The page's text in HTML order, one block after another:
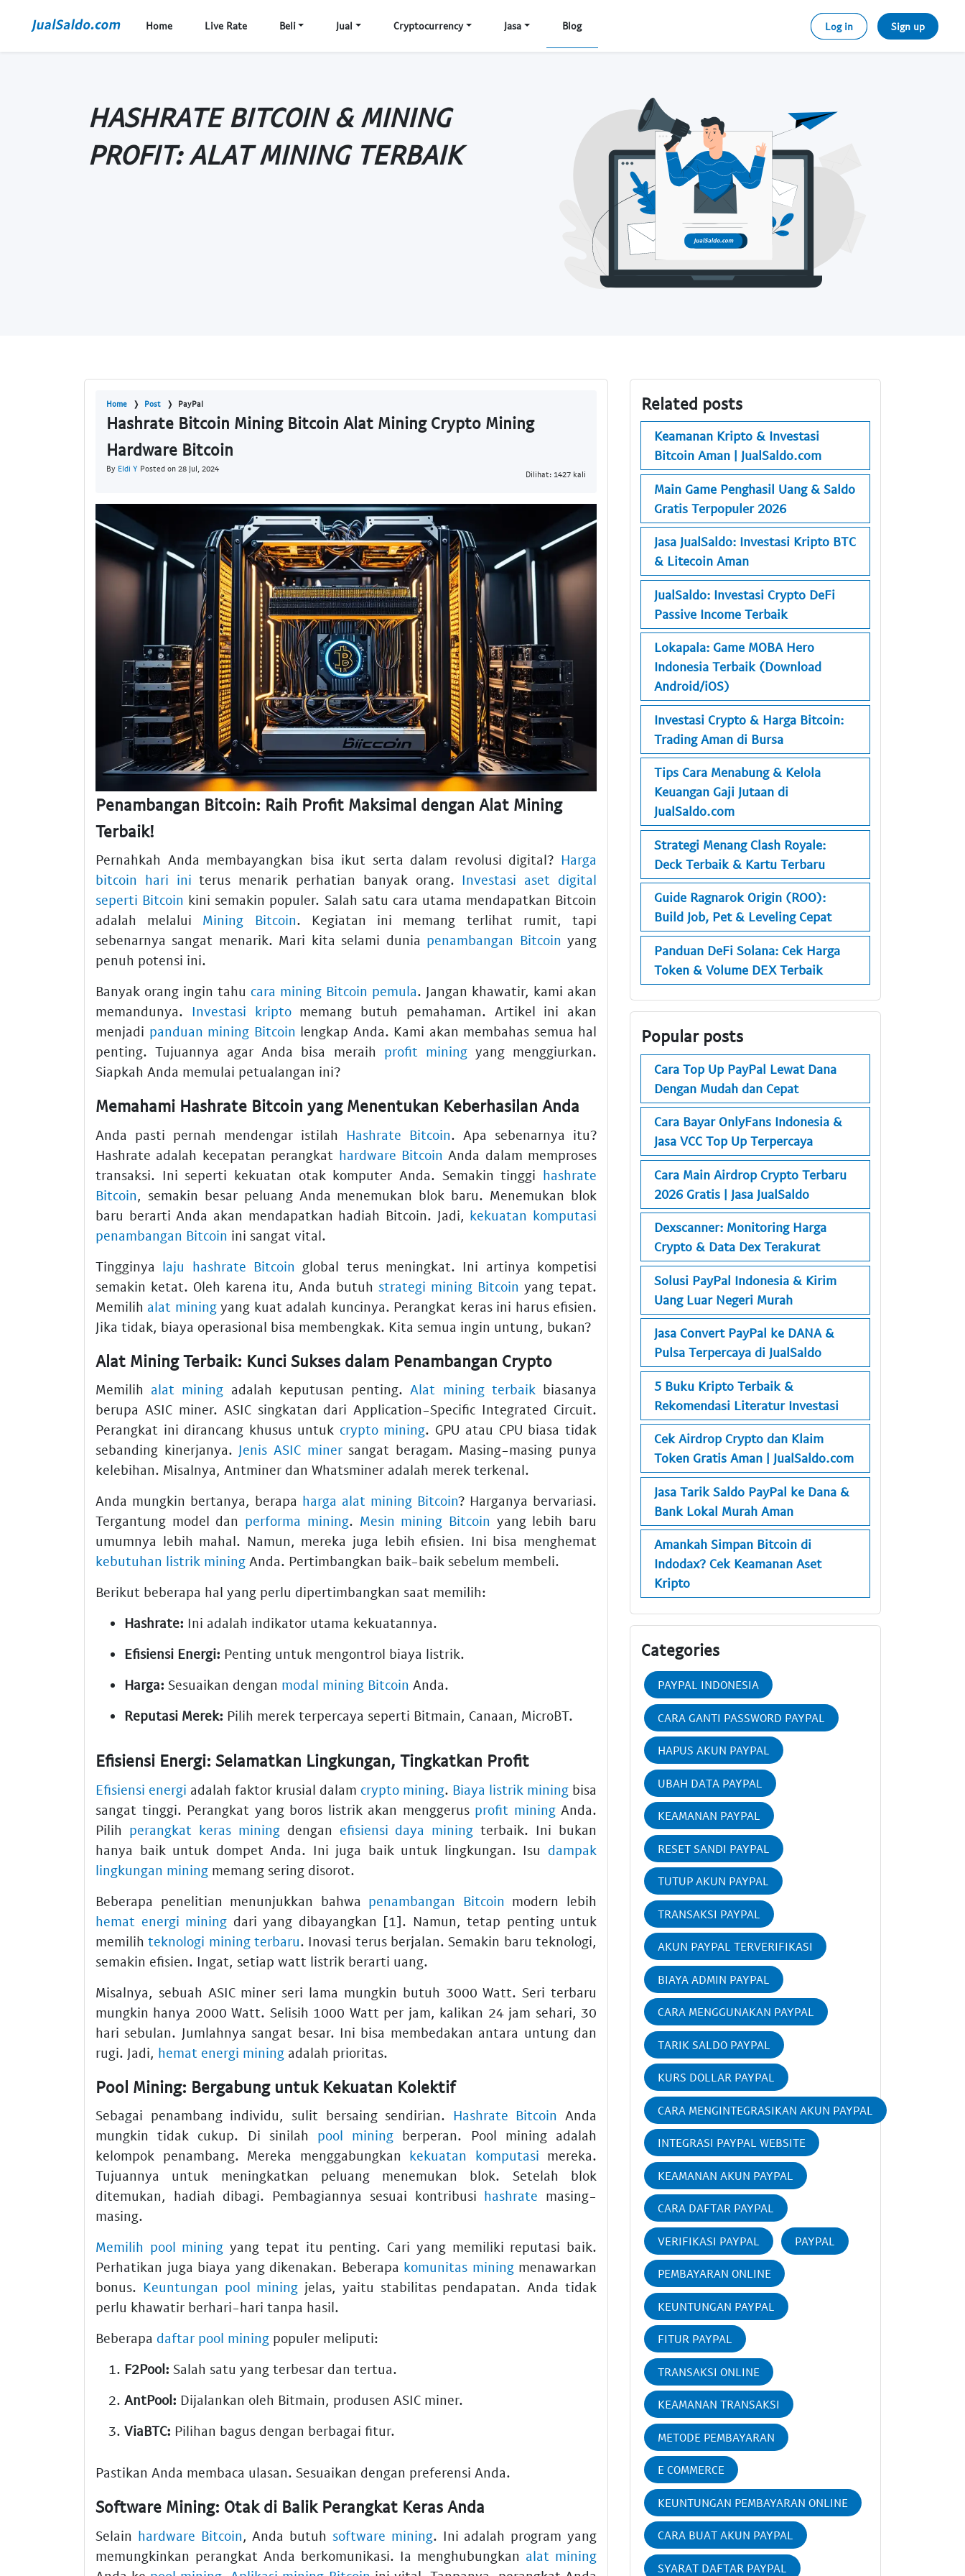
Home Live Rate Beli Jual Cryptocurrency Jasa Blog Log in Sign up
HASHRATE BITCOIN & MINING
PROFIT: ALAT MINING TERBAIK
Home Post PayPal
Hashrate Bitcoin Mining Bitcoin Alat Mining Crypto Mining
Hardware Bitcoin
By Eldi Y Posted on 28 Jul, 2024
Dilihat: 1427 kali
Penambangan Bitcoin: Raih Profit Maksimal dengan Alat Mining
Terbaik!
Pernahkah Anda membayangkan bisa ikut serta dalam revolusi digital? Harga
bitcoin hari ini terus menarik perhatian banyak orang. Investasi aset digital
seperti Bitcoin kini semakin populer. Salah satu cara utama mendapatkan Bitcoin
adalah melalui Mining Bitcoin. Kegiatan ini memang terlihat rumit, tapi
sebenarnya sangat menarik. Mari kita selami dunia penambangan Bitcoin yang
penuh potensi ini.
Banyak orang ingin tahu cara mining Bitcoin pemula. Jangan khawatir, kami akan
memandunya. Investasi kriptomemang butuh pemahaman. Artikel ini akan
menjadi panduan mining Bitcoin lengkap Anda. Kami akan membahas semua hal
penting. Tujuannya agar Anda bisa meraih profit miningyang menggiurkan.
Siapkah Anda memulai petualangan ini?
Memahami Hashrate Bitcoin yang Menentukan Keberhasilan Anda
Anda pasti pernah mendengar istilah Hashrate Bitcoin. Apa sebenarnya itu?
Hashrate adalah kecepatan perangkat hardware Bitcoin Anda dalam memproses
transaksi. Ini seperti kekuatan otak komputer Anda. Semakin tinggi hashrate
Bitcoin, semakin besar peluang Anda menemukan blok baru. Menemukan blok
baru berarti Anda akan mendapatkan hadiah Bitcoin. Jadi, kekuatan komputasi
penambangan Bitcoin ini sangat vital.
Tingginya laju hashrate Bitcoin global terus meningkat. Ini artinya kompetisi
semakin ketat. Oleh karena itu, Anda butuh strategi mining Bitcoin yang tepat.
Memilih alat miningyang kuat adalah kuncinya. Perangkat keras ini harus efisien.
Jika tidak, biaya operasional bisa membengkak. Kita semua ingin untung, bukan?
Alat Mining Terbaik: Kunci Sukses dalam Penambangan Crypto
Memilih alat mining adalah keputusan penting. Alat mining terbaikbiasanya
berupa ASIC miner. ASIC singkatan dari Application-Specific Integrated Circuit.
Perangkat ini dirancang khusus untuk crypto mining. GPU atau CPU biasa tidak
sebanding kinerjanya. Jenis ASIC minersangat beragam. Masing-masing punya
kelebihan. Misalnya, Antminer dan Whatsminer adalah merek terkenal.
Anda mungkin bertanya, berapa harga alat mining Bitcoin? Harganya bervariasi.
Tergantung model dan performa mining. Mesin mining Bitcoin yang lebih baru
umumnya lebih mahal. Namun, mereka juga lebih efisien. Ini bisa menghemat
kebutuhan listrik mining Anda. Pertimbangkan baik-baik sebelum membeli.
Berikut beberapa hal yang perlu dipertimbangkan saat memilih:
Hashrate: Ini adalah indikator utama kekuatannya.
Efisiensi Energi: Penting untuk mengontrol biaya listrik.
Harga: Sesuaikan dengan modal mining Bitcoin Anda.
Reputasi Merek: Pilih merek terpercaya seperti Bitmain, Canaan, MicroBT.
Efisiensi Energi: Selamatkan Lingkungan, Tingkatkan Profit
Efisiensi energi adalah faktor krusial dalam crypto mining. Biaya listrik mining bisa
sangat tinggi. Perangkat yang boros listrik akan menggerus profit miningAnda.
Pilih perangkat keras miningdengan efisiensi daya mining terbaik. Ini bukan
hanya baik untuk dompet Anda. Ini juga baik untuk lingkungan. Isu dampak
lingkungan mining memang sering disorot.
Beberapa penelitian menunjukkan bahwa penambangan Bitcoin modern lebih
hemat energi mining dari yang dibayangkan [1]. Namun, tetap penting untuk
memilihteknologi mining terbaru. Inovasi terus berjalan. Semakin baru teknologi,
semakin efisien. Ingat, setiap watt listrik berarti uang.
Misalnya, sebuah ASIC miner seri lama mungkin butuh 3000 Watt. Seri terbaru
mungkin hanya 2000 Watt. Selisih 1000 Watt per jam, kalikan 24 jam sehari, 30
hari sebulan. Jumlahnya sangat besar. Ini bisa membedakan antara untung dan
rugi. Jadi, hemat energi mining adalah prioritas.
Pool Mining: Bergabung untuk Kekuatan Kolektif
Sebagai penambang individu, sulit bersaing sendirian. Hashrate Bitcoin
Anda
mungkin tidak cukup. Di sinilah pool mining berperan. Pool mining adalah
kelompok penambang. Mereka menggabungkan kekuatan komputasi mereka.
Tujuannya untuk meningkatkan peluang menemukan blok. Setelah blok
ditemukan, hadiah dibagi. Pembagiannya sesuai kontribusi hashrate masing-
masing.
Memilih pool mining yang tepat itu penting. Cari yang memiliki reputasi baik.
Perhatikan juga biaya yang dikenakan. Beberapa komunitas miningmenawarkan
bonus. Keuntungan pool mining jelas, yaitu stabilitas pendapatan. Anda tidak
perlu khawatir berhari-hari tanpa hasil.
Beberapa daftar pool mining populer meliputi:
F2Pool: Salah satu yang terbesar dan tertua.
AntPool: Dijalankan oleh Bitmain, produsen ASIC miner.
ViaBTC: Pilihan bagus dengan berbagai fitur.
Pastikan Anda membaca ulasan. Sesuaikan dengan preferensi Anda.
Software Mining: Otak di Balik Perangkat Keras Anda
Selain hardware Bitcoin, Anda butuhsoftware mining. Ini adalah program yang
memungkinkan perangkat Anda berkomunikasi. Ia menghubungkan alat mining
Related posts
Keamanan Kripto & Investasi
Bitcoin Aman | JualSaldo.com
Main Game Penghasil Uang & Saldo
Gratis Terpopuler 2026
Jasa JualSaldo: Investasi Kripto BTC
& Litecoin Aman
JualSaldo: Investasi Crypto DeFi
Passive Income Terbaik
Lokapala: Game MOBA Hero
Indonesia Terbaik (Download
Android/iOS)
Investasi Crypto & Harga Bitcoin:
Trading Aman di Bursa
Tips Cara Menabung & Kelola
Keuangan Gaji Jutaan di
JualSaldo.com
Strategi Menang Clash Royale:
Deck Terbaik & Kartu Terbaru
Guide Ragnarok Origin (ROO):
Build Job, Pet & Leveling Cepat
Panduan DeFi Solana: Cek Harga
Token & Volume DEX Terbaik
Popular posts
Cara Top Up PayPal Lewat Dana
Dengan Mudah dan Cepat
Cara Bayar OnlyFans Indonesia &
Jasa VCC Top Up Terpercaya
Cara Main Airdrop Crypto Terbaru
2026 Gratis | Jasa JualSaldo
Dexscanner: Monitoring Harga
Crypto & Data Dex Terakurat
Solusi PayPal Indonesia & Kirim
Uang Luar Negeri Murah
Jasa Convert PayPal ke DANA &
Pulsa Terpercaya di JualSaldo
5 Buku Kripto Terbaik &
Rekomendasi Literatur Investasi
Cek Airdrop Crypto dan Klaim
Token Gratis Aman | JualSaldo.com
Jasa Tarik Saldo PayPal ke Dana &
Bank Lokal Murah Aman
Amankah Simpan Bitcoin di
Indodax? Cek Keamanan Aset
Kripto
Categories
PAYPAL INDONESIA
CARA GANTI PASSWORD PAYPAL
HAPUS AKUN PAYPAL
UBAH DATA PAYPAL
KEAMANAN PAYPAL
RESET SANDI PAYPAL
TUTUP AKUN PAYPAL
TRANSAKSI PAYPAL
AKUN PAYPAL TERVERIFIKASI
BIAYA ADMIN PAYPAL
CARA MENGGUNAKAN PAYPAL
TARIK SALDO PAYPAL
KURS DOLLAR PAYPAL
CARA MENGINTEGRASIKAN AKUN PAYPAL
INTEGRASI PAYPAL WEBSITE
KEAMANAN AKUN PAYPAL
CARA DAFTAR PAYPAL
VERIFIKASI PAYPAL PAYPAL
PEMBAYARAN ONLINE
KEUNTUNGAN PAYPAL
FITUR PAYPAL
TRANSAKSI ONLINE
KEAMANAN TRANSAKSI
METODE PEMBAYARAN
E COMMERCE
KEUNTUNGAN PEMBAYARAN ONLINE
CARA BUAT AKUN PAYPAL
SYARAT DAFTAR PAYPAL